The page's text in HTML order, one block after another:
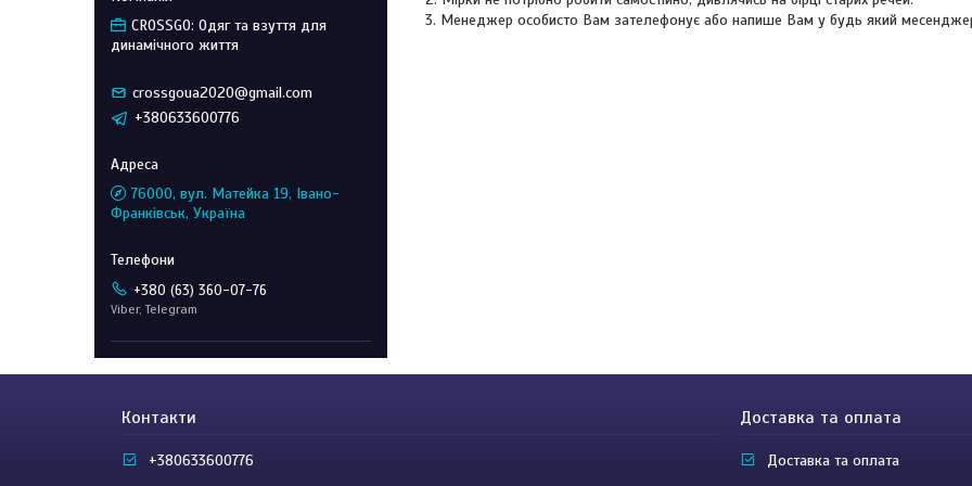
Менеджер особисто Вам зателефонує або напише Вам у будь який
CROSSGO: Одяг та взуття для
динамічного життя
crossgoua2020@gmail.com
+380633600776
76000, вул. Матейка 19, Івано-
Франківськ, Україна
+380 (63) 360-07-76
Viber, Telegram
Контакти
+380633600776
Доставка та оплата
Доставка та оплата